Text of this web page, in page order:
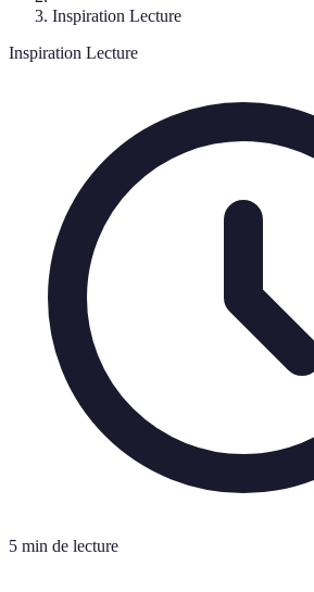
Inspiration Lecture
Inspiration Lecture
5 min de lecture